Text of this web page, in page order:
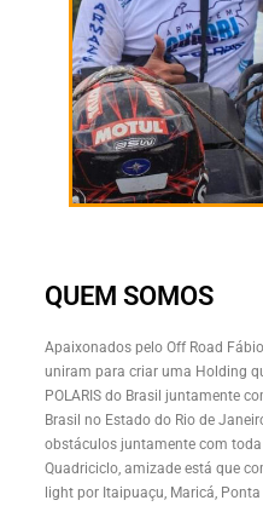
QUEM SOMOS
Apaixonados pelo Off Road
uniram para criar uma Holding
POLARIS do Brasil juntamente
Brasil no Estado do Rio de
obstáculos juntamente com
Quadriciclo, amizade está que
light por Itaipuaçu, Maricá,